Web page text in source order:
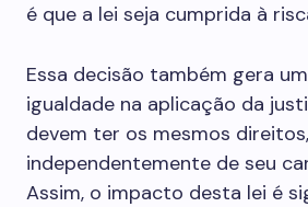
é que a lei seja cumprida à
Essa decisão também gera
igualdade na aplicação da
devem ter os mesmos direitos,
independentemente de seu
Assim, o impacto desta lei é